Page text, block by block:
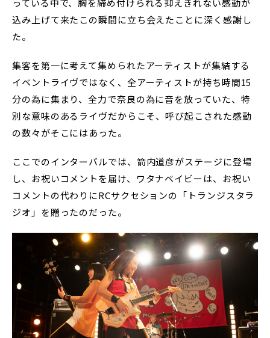
っている中で、胸を締め付けられる抑えきれない感動が
込み上げて来たこの瞬間に立ち会えたことに深く感謝し
た。
集客を第一に考えて集められたアーティストが集結する
イベントライヴではなく、全アーティストが持ち時間15
分の為に集まり、全力で奈良の為に音を放っていた、特
別な意味のあるライヴだからこそ、呼び起こされた感動
の数々がそこにはあった。
ここでのインターバルでは、箭内道彦がステージに登場
し、お祝いコメントを届け、ワタナベイビーは、お祝い
コメントの代わりにRCサクセションの「トランジスタラ
ジオ」を贈ったのだった。